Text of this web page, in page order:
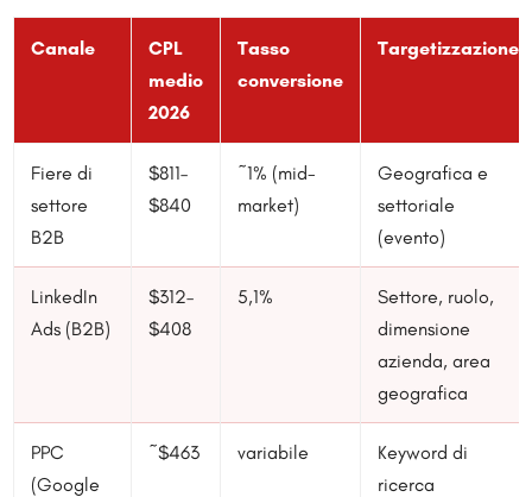
Canale
CPL
medio
2026
Tasso
conversione
Targetizzazione
Fiere di
settore
B2B
$811–
$840
~1% (mid-
market)
Geografica e
settoriale
(evento)
LinkedIn
Ads (B2B)
$312–
$408
5,1%
Settore, ruolo,
dimensione
azienda, area
geografica
PPC
(Google
~$463 variabile
Keyword di
ricerca